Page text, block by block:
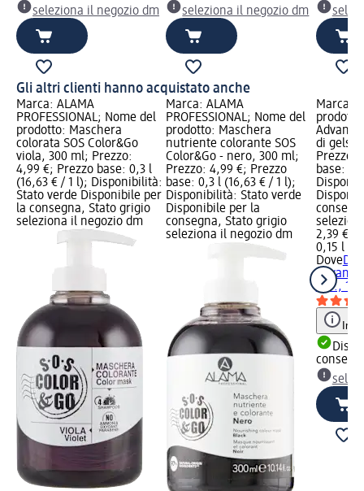
seleziona il negozio dm
seleziona il negozio dm
Gli altri clienti hanno acquistato anche
Marca: ALAMA
PROFESSIONAL; Nome del
prodotto: Maschera
colorata SOS Color&Go
viola, 300 ml; Prezzo:
4,99 €; Prezzo base: 0,3 l
(16,63 € / 1 l); Disponibilità:
Stato verde Disponibile per
la consegna, Stato grigio
seleziona il negozio dm
Marca: ALAMA
PROFESSIONAL; Nome del
prodotto: Maschera
nutriente colorante SOS
Color&Go - nero, 300 ml;
Prezzo: 4,99 €; Prezzo
base: 0,3 l (16,63 € / 1 l);
Disponibilità: Stato verde
Disponibile per la
consegna, Stato grigio
seleziona il negozio dm
Marca:
di
Prezzo:
base:
2,39 €
0,15 l
Dove
di...,